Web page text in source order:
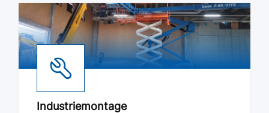
Industriemontage